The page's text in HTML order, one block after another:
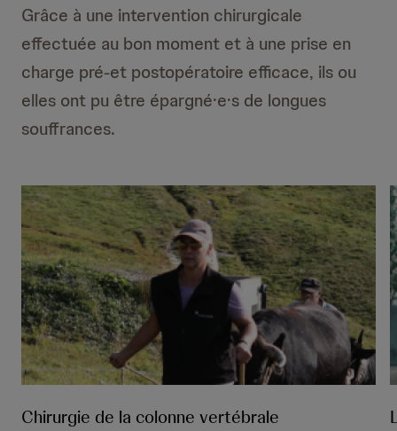
Grâce à une intervention chirurgicale
effectuée au bon moment et à une prise en
charge pré-et postopératoire efficace, ils ou
elles ont pu être épargné·e·s de longues
souffrances.
Chirurgie de la colonne vertébrale